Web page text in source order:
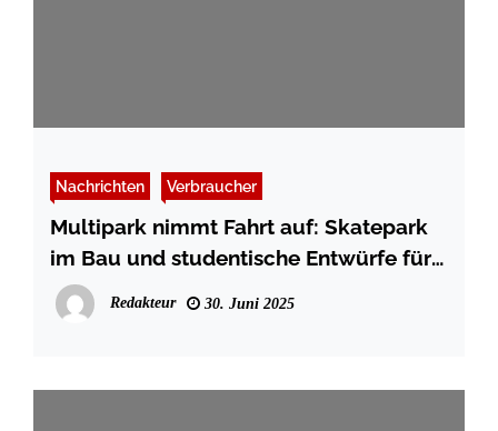
Nachrichten Verbraucher
Multipark nimmt Fahrt auf: Skatepark
im Bau und studentische Entwürfe für
das Multifunktionsgebäude
Redakteur 30. Juni 2025